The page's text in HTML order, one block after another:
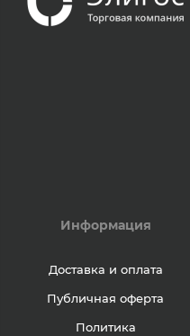
Информация
Доставка и оплата
Публичная оферта
Политика